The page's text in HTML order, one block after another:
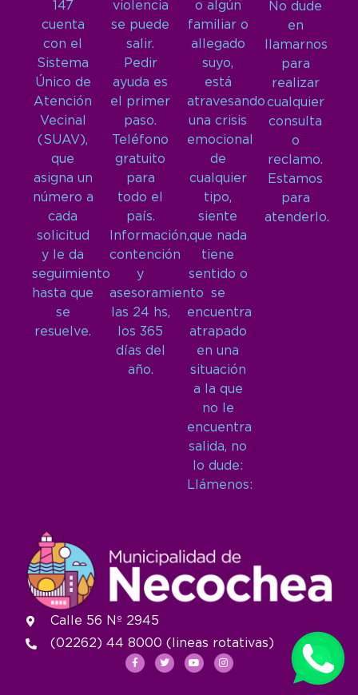
147
cuenta
con el
Sistema
Único de
Atención
Vecinal
(SUAV),
que
asigna un
número a
cada
solicitud
y le da
seguimiento
hasta que
se
resuelve.
violencia
se puede
salir.
Pedir
ayuda es
el primer
paso.
Teléfono
gratuito
para
todo el
país.
Información,
contención
y
asesoramiento
las 24 hs,
los 365
días del
año.
o algún
familiar o
allegado
suyo,
está
atravesando
una crisis
emocional
de
cualquier
tipo,
siente
que nada
tiene
sentido o
se
encuentra
atrapado
en una
situación
a la que
no le
encuentra
salida, no
lo dude:
Llámenos:
No dude
en
llamarnos
para
realizar
cualquier
consulta
o
reclamo.
Estamos
para
atenderlo.
Calle 56 Nº 2945
(02262) 44 8000 (lineas rotativas)